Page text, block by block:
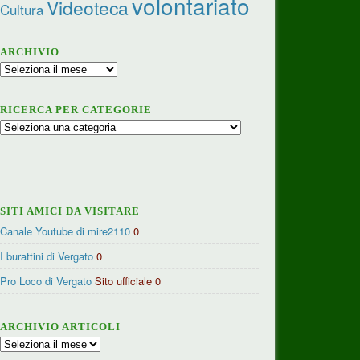
CulturaVideoteca
ARCHIVIO
Archivio
RICERCA PER CATEGORIE
Ricerca
SITI AMICI DA VISITARE
Canale Youtube di mire2110 0
I burattini di Vergato 0
Pro Loco di Vergato Sito ufficiale 0
ARCHIVIO ARTICOLI
Archivio